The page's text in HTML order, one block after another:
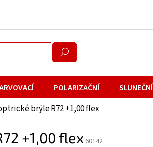
POLARIZAČNÍ SLUNEČNÍ
brýle R72 +1,00 flex
+1,00 flex 60142